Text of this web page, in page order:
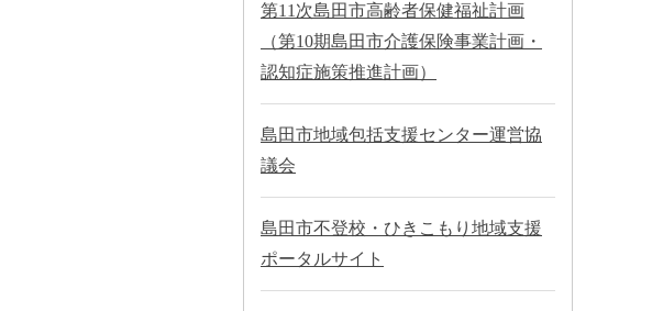
第11次島田市高齢者保健福祉計画
（第10期島田市介護保険事業計画・
認知症施策推進計画）
島田市地域包括支援センター運営協
議会
島田市不登校・ひきこもり地域支援
ポータルサイト